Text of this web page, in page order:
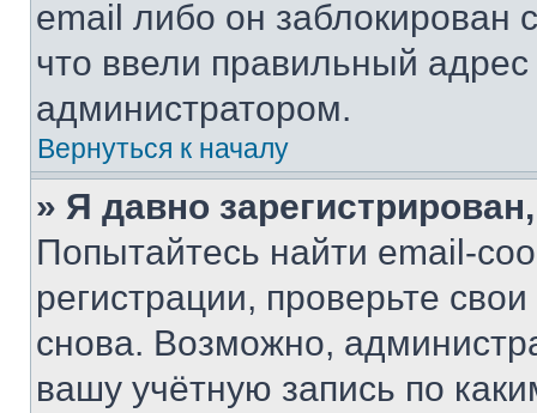
email либо он
что ввели правильный адрес
администратором.
Вернуться к началу
» Я давно
Попытайтесь найти email-
регистрации, проверьте
снова. Возможно,
вашу учётную запись по